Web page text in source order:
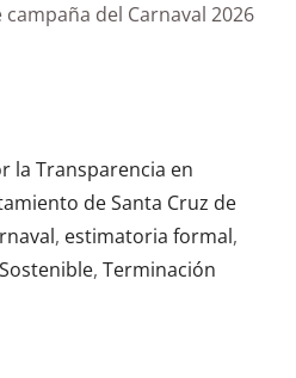
del Carnaval 2026
la Transparencia en
de Santa Cruz de
, estimatoria formal,
, Terminación